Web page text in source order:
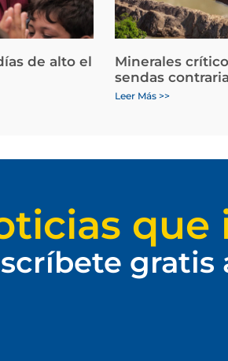
de alto el
Minerales
sendas
Leer Más >>
que